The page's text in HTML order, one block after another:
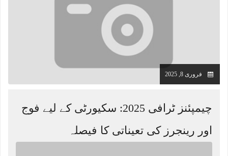
فروری 8, 2025
چیمپئنز ٹرافی 2025: سکیورٹی کے لیے فوج
اور رینجرز کی تعیناتی کا فیصلہ